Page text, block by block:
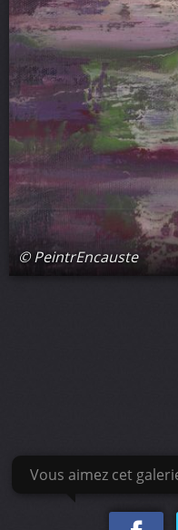
© PeintrEncauste
Vous aimez cet